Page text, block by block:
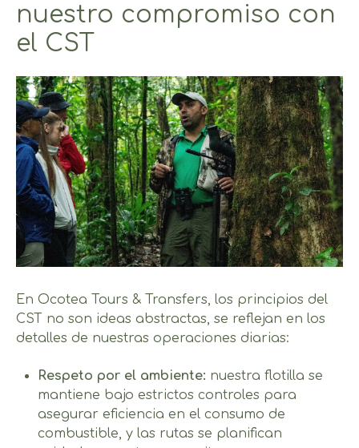
nuestro compromiso con
el CST
En Ocotea Tours & Transfers, los principios del
CST no son ideas abstractas, se reflejan en los
detalles de nuestras operaciones diarias:
Respeto por el ambiente: nuestra flotilla se
mantiene bajo estrictos controles para
asegurar eficiencia en el consumo de
combustible, y las rutas se planifican